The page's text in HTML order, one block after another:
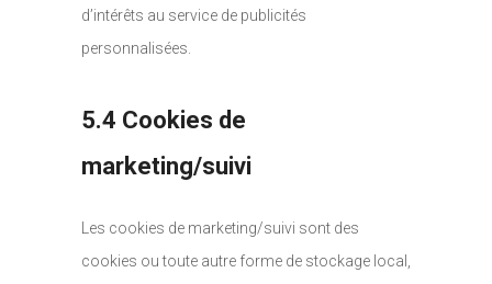
d’intérêts au service de publicités
personnalisées.
5.4 Cookies de
marketing/suivi
Les cookies de marketing/suivi sont des
cookies ou toute autre forme de stockage local,